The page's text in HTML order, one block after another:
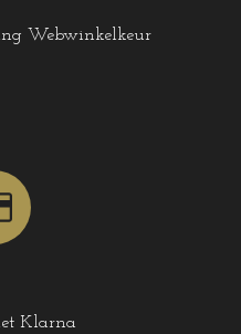
Webwinkelkeur
Klarna